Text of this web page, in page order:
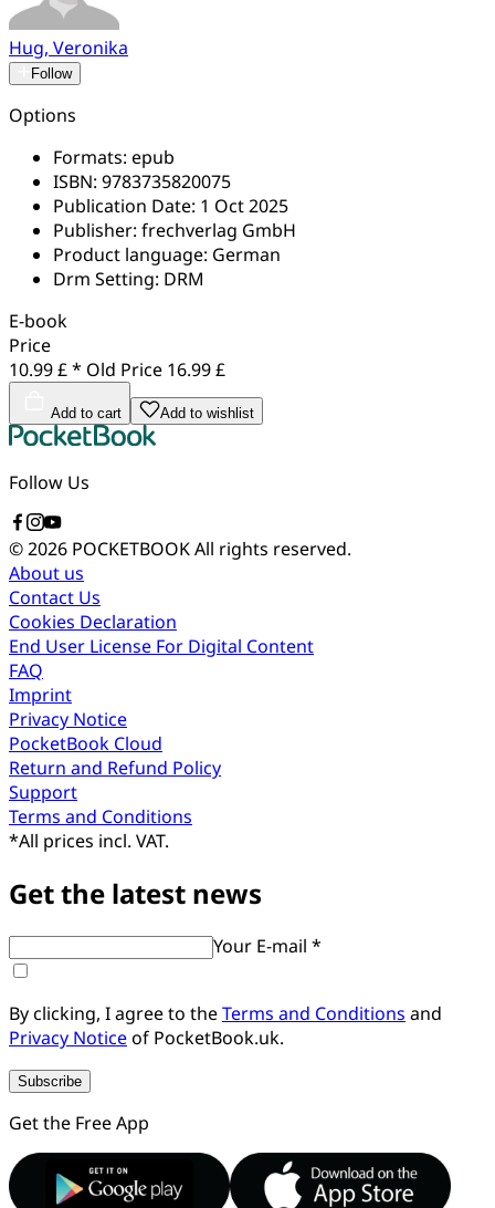
Hug, Veronika
Follow
Options
Formats: epub
ISBN: 9783735820075
Publication Date: 1 Oct 2025
Publisher: frechverlag GmbH
Product language: German
Drm Setting: DRM
E-book
Price
10.99 £ * Old Price 16.99 £
Add to cart Add to wishlist
Follow Us
© 2026 POCKETBOOKAll rights reserved.
About us
Contact Us
Cookies Declaration
End User License For Digital Content
FAQ
Imprint
Privacy Notice
PocketBook Cloud
Return and Refund Policy
Support
Terms and Conditions
*All prices incl. VAT.
Get the latest news
Your E-mail *
By clicking, I agree to theTerms and Conditions and
Privacy Noticeof PocketBook.uk.
Subscribe
Get the Free App